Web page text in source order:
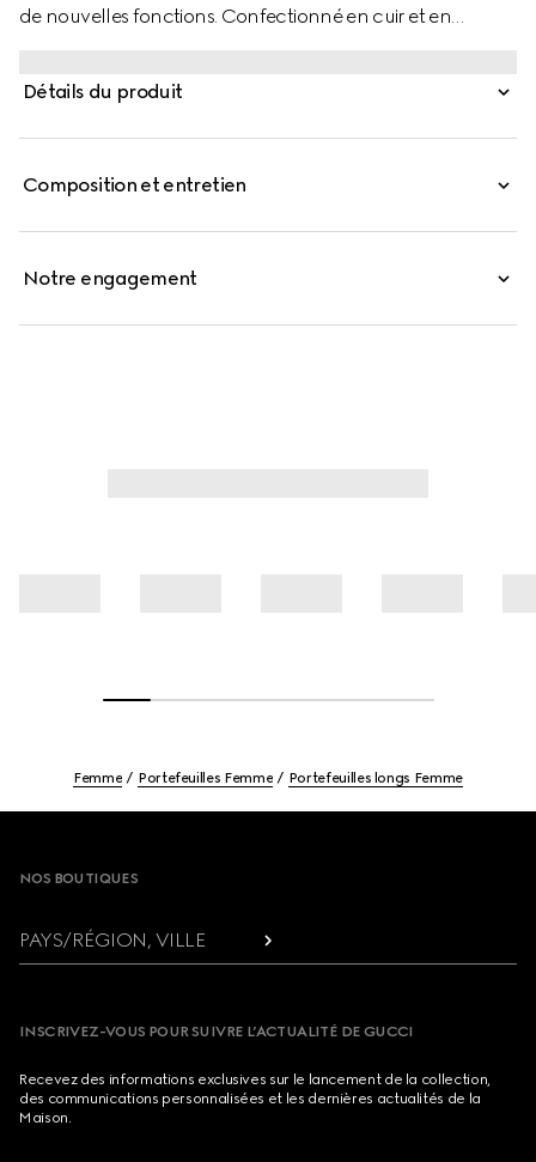
de nouvelles fonctions. Confectionné en cuir et en
Détails du produit
Composition et entretien
Notre engagement
Femme Portefeuilles Femme Portefeuilles longs Femme
NOS BOUTIQUES
PAYS/RÉGION, VILLE
INSCRIVEZ-VOUS POUR SUIVRE L’ACTUALITÉ DE GUCCI
Recevez des informations exclusives sur le lancement de la collection,
des communications personnalisées et les dernières actualités de la
Maison.